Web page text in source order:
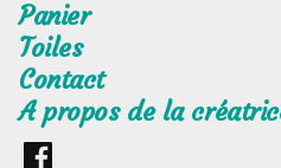
Panier
Toiles
Contact
A propos de la
Retrouvez